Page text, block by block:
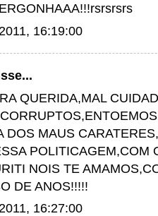
16:19:00
QUERIDA,MAL
DOS MAUS
POLITICAGEM,COM
NOIS TE
DE ANOS!!!!!
16:27:00